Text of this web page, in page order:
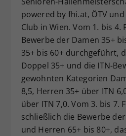
powered by fhi.at, ÖTV
Club in Wien. Vom 1. bis
Bewerbe der Damen 35+
35+ bis 60+ durchgeführt,
Doppel 35+ und die ITN-
gewohnten Kategorien
8,5, Herren 35+ über ITN
über ITN 7,0. Vom 3. bis 7.
schließlich die Bewerbe
und Herren 65+ bis 80+,
Zweck
Dieser Wert
Einstellungen.
historische
vorgenommen
Webseiten-
hat.